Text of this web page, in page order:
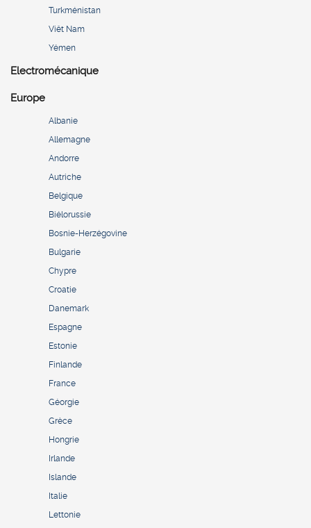
Turkménistan
Viêt Nam
Yémen
Electromécanique
Europe
Albanie
Allemagne
Andorre
Autriche
Belgique
Biélorussie
Bosnie-Herzégovine
Bulgarie
Chypre
Croatie
Danemark
Espagne
Estonie
Finlande
France
Géorgie
Grèce
Hongrie
Irlande
Islande
Italie
Lettonie